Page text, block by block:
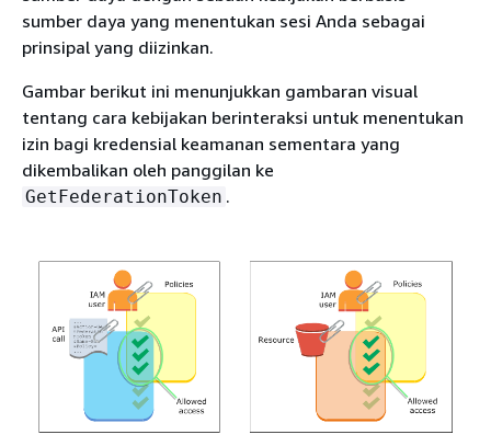
sumber daya yang menentukan sesi Anda sebagai
prinsipal yang diizinkan.
Gambar berikut ini menunjukkan gambaran visual
tentang cara kebijakan berinteraksi untuk menentukan
izin bagi kredensial keamanan sementara yang
dikembalikan oleh panggilan ke
GetFederationToken .